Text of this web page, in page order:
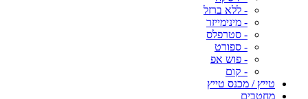
- ללא ברזל
- מינימייזר
- סטרפלס
- ספורט
- פוש אפ
- קום
טייץ / מכנס טייץ
מחטבים